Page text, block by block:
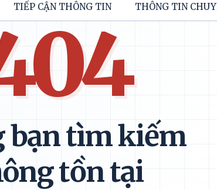
TIẾP CẬN THÔNG TIN THÔNG TIN
bạn tìm kiếm
tồn tại